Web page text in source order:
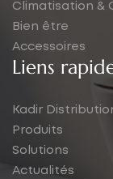
Climatisation &
Bien être
Accessoires
Liens
Kadir
Produits
Solutions
Actualités